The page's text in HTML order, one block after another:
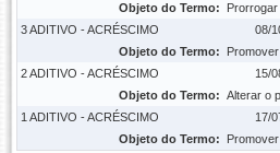
Objeto do Termo:
Prorrogar
3 ADITIVO - ACRÉSCIMO
08/
Objeto do Termo:
2 ADITIVO - ACRÉSCIMO
15/
Objeto do Termo: Alterar o
1 ADITIVO - ACRÉSCIMO
17/
Objeto do Termo: